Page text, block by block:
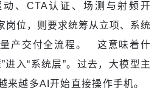
、CTA认证、场测与射频开
岗位，则要求统筹从立项、系统
产交付全流程。 这意味着什
进入“系统层”。过去，大模型主
来越多AI开始直接操作手机。